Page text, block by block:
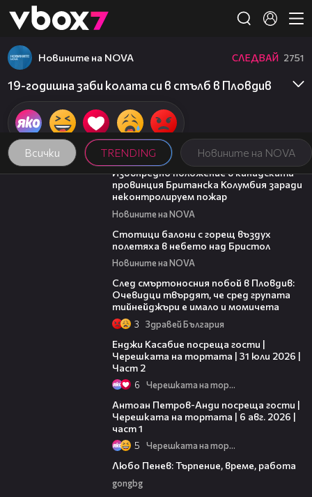
👾
Всички TRENDING Новините на NOVA
Новините на NOVA СЛЕДВАЙ 2751
19-годишна заби колата си в стълб в Пловдив
00:18
Извънредно положение в канадската
провинция Британска Колумбия заради
неконтролируем пожар
Новините на NOVA
Стотици балони с горещ въздух
полетяха в небето над Бристол
Новините на NOVA
След смъртоносния побой в Пловдив:
Очевидци твърдят, че сред групата
тийнейджъри е имало и момичета
3 Здравей България
Енджи Касабие посреща гости |
Черешката на тортата | 31 юли 2026 |
Част 2
6 Черешката на тортата
Антоан Петров-Анди посреща гости |
Черешката на тортата | 6 авг. 2026 |
част 1
5 Черешката на тортата
Любо Пенев: Търпение, време, работа
gongbg